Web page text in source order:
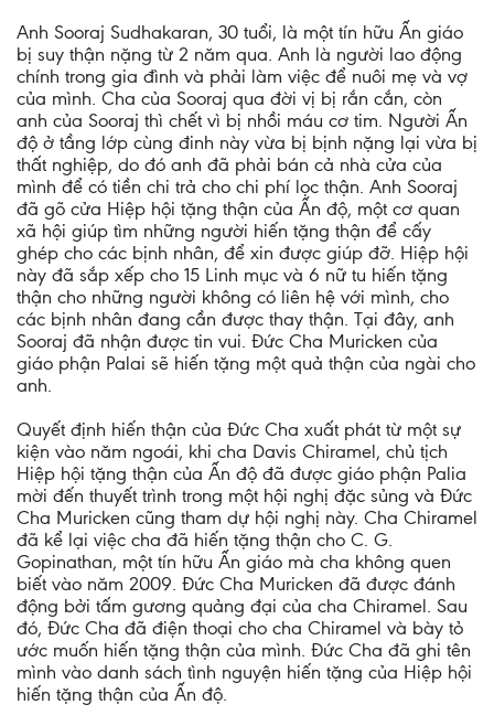
Anh Sooraj Sudhakaran, 30 tuổi, là một tín hữu Ấn giáo
bị suy thận nặng từ 2 năm qua. Anh là người lao động
chính trong gia đình và phải làm việc để nuôi mẹ và vợ
của mình. Cha của Sooraj qua đời vị bị rắn cắn, còn
anh của Sooraj thì chết vì bị nhồi máu cơ tim. Người Ấn
độ ở tầng lớp cùng đinh này vừa bị bịnh nặng lại vừa bị
thất nghiệp, do đó anh đã phải bán cả nhà cửa của
mình để có tiền chi trả cho chi phí lọc thận. Anh Sooraj
đã gõ cửa Hiệp hội tặng thận của Ấn độ, một cơ quan
xã hội giúp tìm những người hiến tặng thận để cấy
ghép cho các bịnh nhân, để xin được giúp đỡ. Hiệp hội
này đã sắp xếp cho 15 Linh mục và 6 nữ tu hiến tặng
thận cho những người không có liên hệ với mình, cho
các bịnh nhân đang cần được thay thận. Tại đây, anh
Sooraj đã nhận được tin vui. Đức Cha Muricken của
giáo phận Palai sẽ hiến tặng một quả thận của ngài cho
anh.
Quyết định hiến thận của Đức Cha xuất phát từ một sự
kiện vào năm ngoái, khi cha Davis Chiramel, chủ tịch
Hiệp hội tặng thận của Ấn độ đã được giáo phận Palia
mời đến thuyết trình trong một hội nghị đặc sủng và Đức
Cha Muricken cũng tham dự hội nghị này. Cha Chiramel
đã kể lại việc cha đã hiến tặng thận cho C. G.
Gopinathan, một tín hữu Ấn giáo mà cha không quen
biết vào năm 2009. Đức Cha Muricken đã được đánh
động bởi tấm gương quảng đại của cha Chiramel. Sau
đó, Đức Cha đã điện thoại cho cha Chiramel và bày tỏ
ước muốn hiến tặng thận của mình. Đức Cha đã ghi tên
mình vào danh sách tình nguyện hiến tặng của Hiệp hội
hiến tặng thận của Ấn độ.